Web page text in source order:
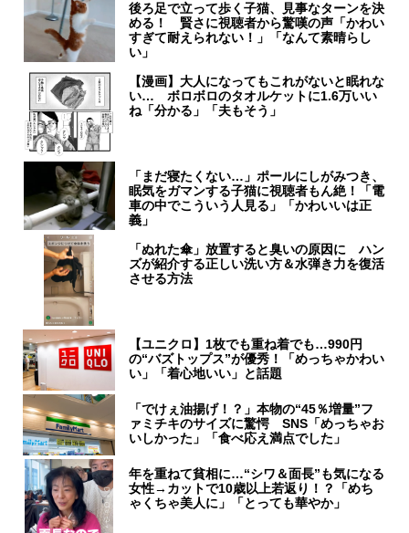
後ろ足で立って歩く子猫、見事なターンを決
める！ 賢さに視聴者から驚嘆の声「かわい
すぎて耐えられない！」「なんて素晴らし
い」
【漫画】大人になってもこれがないと眠れな
い… ボロボロのタオルケットに1.6万いい
ね「分かる」「夫もそう」
「まだ寝たくない…」ポールにしがみつき、
眠気をガマンする子猫に視聴者もん絶！「電
車の中でこういう人見る」「かわいいは正
義」
「ぬれた傘」放置すると臭いの原因に ハン
ズが紹介する正しい洗い方＆水弾き力を復活
させる方法
【ユニクロ】1枚でも重ね着でも…990円
の“バズトップス”が優秀！「めっちゃかわい
い」「着心地いい」と話題
「でけぇ油揚げ！？」本物の“45％増量”フ
ァミチキのサイズに驚愕 SNS「めっちゃお
いしかった」「食べ応え満点でした」
年を重ねて貧相に…“シワ＆面長”も気になる
女性→カットで10歳以上若返り！？「めち
ゃくちゃ美人に」「とっても華やか」